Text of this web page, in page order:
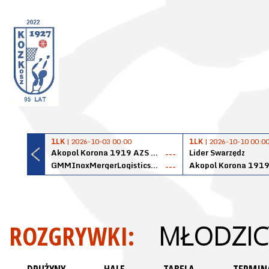
1LK | 2026-10-03 00:00
Akopol Korona 1919 AZS PK Kraków
---
GMMInoxMergerLogisticsPanteryŁańcut
---
1LK | 2026-10-10 00:00
Lider Swarzędz
ROZGRYWKI: